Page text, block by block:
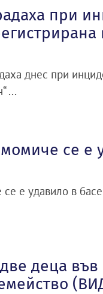
при
днес при
...
се е
е удавило в
деца